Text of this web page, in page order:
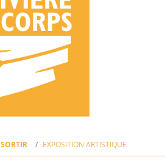
SORTIR EXPOSITION ARTISTIQUE